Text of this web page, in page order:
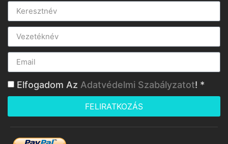
Elfogadom Az Adatvédelmi Szabályzatot! *
FELIRATKOZÁS